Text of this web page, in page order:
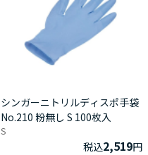
シンガーニトリルディスポ手袋
No.210 粉無し S 100枚入
S
税込2,519円